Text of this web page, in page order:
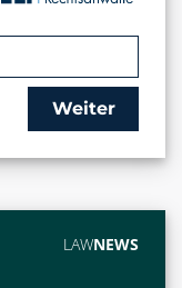
Weiter
LAWNEWS